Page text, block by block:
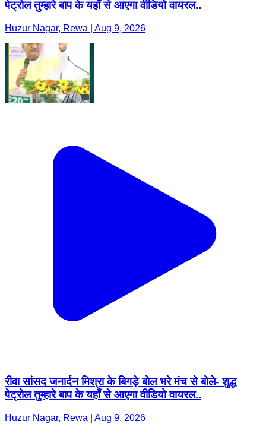
पेट्रोल तुम्हारे बाप के यहाँ से आएगा वीडियो वायरल..
Huzur Nagar, Rewa | Aug 9, 2026
रीवा सांसद जनार्दन मिश्रा के बिगड़े बोल भरे मंच से बोले- शुद्ध
पेट्रोल तुम्हारे बाप के यहाँ से आएगा वीडियो वायरल..
Huzur Nagar, Rewa | Aug 9, 2026